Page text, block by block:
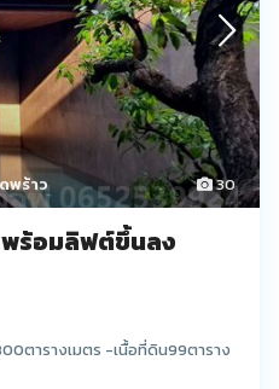
30
พร้าว
พร้อมลิฟต์ขึ้นลง
ตารางเมตร -เนื้อที่ดิน99ตาราง